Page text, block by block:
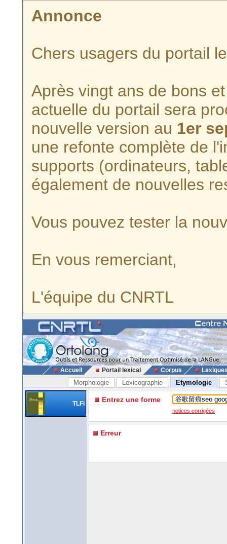
Annonce
Chers usagers du portail
Après vingt ans de bons
actuelle du portail sera
nouvelle version au 1er
une refonte complète de
supports (ordinateurs,
également de nouvelles
Vous pouvez tester la
En vous remerciant,
L'équipe du CNRTL
Accueil Portail lexical Corpus
Morphologie Lexicographie Etymologie
TLFi Entrez une forme
notices corrigées
Erreur